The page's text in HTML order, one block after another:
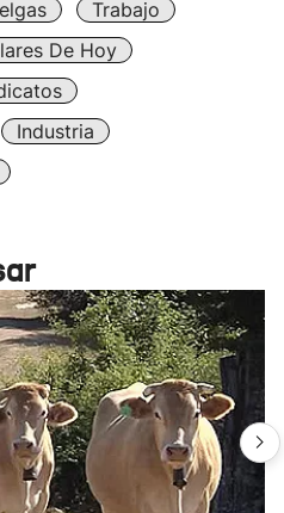
Trabajo
De Hoy
Industria